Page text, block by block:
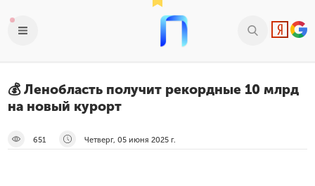
💰 Ленобласть получит рекордные 10 млрд
на новый курорт
651 Четверг, 05 июня 2025 г.